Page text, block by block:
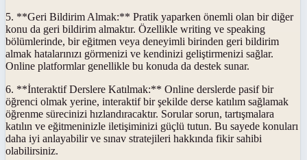
5. **Geri Bildirim Almak:** Pratik yaparken önemli olan bir diğer
konu da geri bildirim almaktır. Özellikle writing ve speaking
bölümlerinde, bir eğitmen veya deneyimli birinden geri bildirim
almak hatalarınızı görmenizi ve kendinizi geliştirmenizi sağlar.
Online platformlar genellikle bu konuda da destek sunar.
6. **İnteraktif Derslere Katılmak:** Online derslerde pasif bir
öğrenci olmak yerine, interaktif bir şekilde derse katılım sağlamak
öğrenme sürecinizi hızlandıracaktır. Sorular sorun, tartışmalara
katılın ve eğitmeninizle iletişiminizi güçlü tutun. Bu sayede konuları
daha iyi anlayabilir ve sınav stratejileri hakkında fikir sahibi
olabilirsiniz.